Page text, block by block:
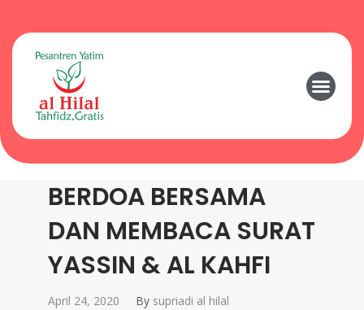
BERDOA BERSAMA
DAN MEMBACA SURAT
YASSIN & AL KAHFI
April 24, 2020 By supriadi al hilal